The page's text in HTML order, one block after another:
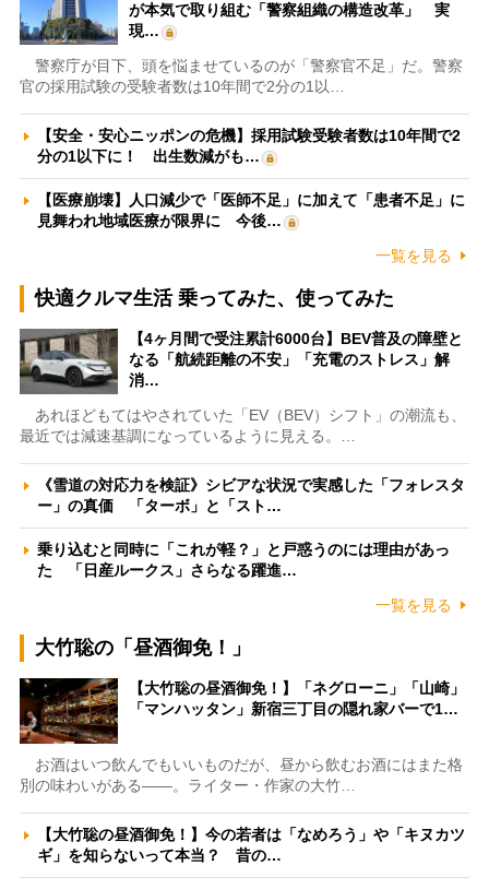
が本気で取り組む「警察組織の構造改革」 実
現…
警察庁が目下、頭を悩ませているのが「警察官不足」だ。警察
官の採用試験の受験者数は10年間で2分の1以…
【安全・安心ニッポンの危機】採用試験受験者数は10年間で2
分の1以下に！ 出生数減がも…
【医療崩壊】人口減少で「医師不足」に加えて「患者不足」に
見舞われ地域医療が限界に 今後…
一覧を見る
快適クルマ生活 乗ってみた、使ってみた
【4ヶ月間で受注累計6000台】BEV普及の障壁と
なる「航続距離の不安」「充電のストレス」解
消…
あれほどもてはやされていた「EV（BEV）シフト」の潮流も、
最近では減速基調になっているように見える。…
《雪道の対応力を検証》シビアな状況で実感した「フォレスタ
ー」の真価 「ターボ」と「スト…
乗り込むと同時に「これが軽？」と戸惑うのには理由があっ
た 「日産ルークス」さらなる躍進…
一覧を見る
大竹聡の「昼酒御免！」
【大竹聡の昼酒御免！】「ネグローニ」「山崎」
「マンハッタン」新宿三丁目の隠れ家バーで1…
お酒はいつ飲んでもいいものだが、昼から飲むお酒にはまた格
別の味わいがある――。ライター・作家の大竹…
【大竹聡の昼酒御免！】今の若者は「なめろう」や「キヌカツ
ギ」を知らないって本当？ 昔の…